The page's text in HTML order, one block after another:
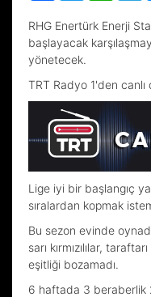
RHG Enertürk Enerji
başlayacak
yönetecek.
TRT Radyo 1'den
Lige iyi bir başlangıç
sıralardan kopmak
Bu sezon evinde
sarı kırmızılılar,
eşitliği bozamadı.
6 haftada 3 beraberlik 2